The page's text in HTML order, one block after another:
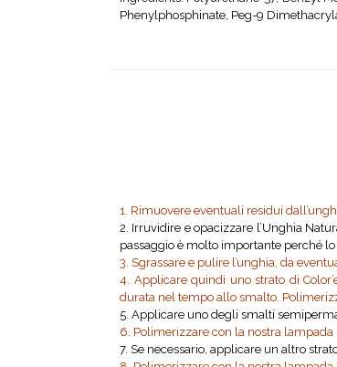
Phenylphosphinate, Peg-9
1. Rimuovere eventuali residui
2. Irruvidire e opacizzare l’Unghia
passaggio è molto importante perché
3. Sgrassare e pulire l’unghia, da
4. Applicare quindi uno strato di
durata nel tempo allo smalto.
5. Applicare uno degli smalti
6. Polimerizzare con la nostra
7. Se necessario, applicare un altro